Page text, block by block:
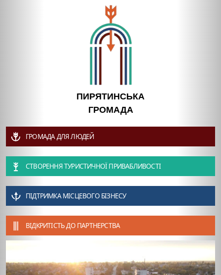
ПИРЯТИНСЬКА
ГРОМАДА
ГРОМАДА ДЛЯ ЛЮДЕЙ
СТВОРЕННЯ ТУРИСТИЧНОЇ ПРИВАБЛИВОСТІ
ПІДТРИМКА МІСЦЕВОГО БІЗНЕСУ
ВІДКРИТІСТЬ ДО ПАРТНЕРСТВА